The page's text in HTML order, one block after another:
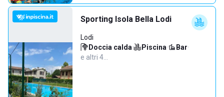
Sporting Isola Bella Lodi
Lodi
Doccia calda· Piscina· Bar·
e altri 4…